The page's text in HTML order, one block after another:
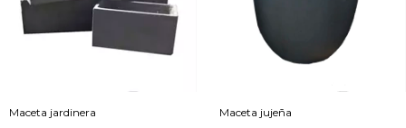
Maceta jardinera Maceta jujeña